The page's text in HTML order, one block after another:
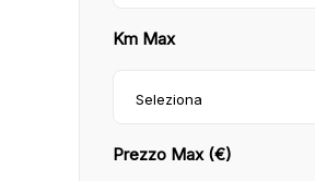
Km Max
Seleziona
Prezzo Max (€)